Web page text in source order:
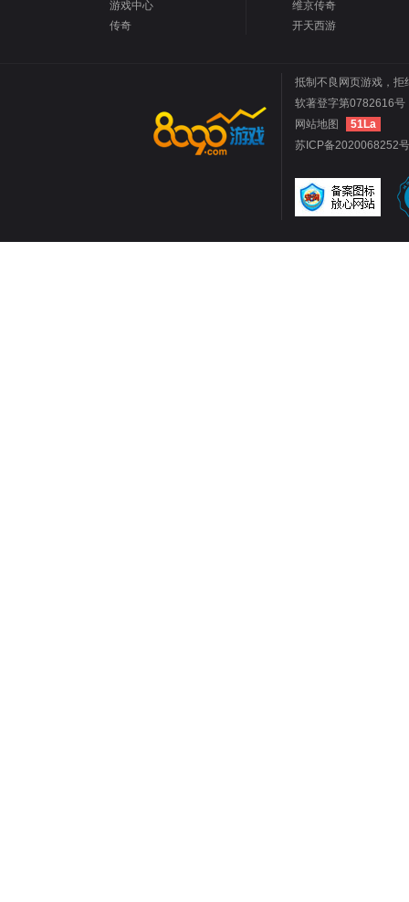
游戏中心
传奇
维京传奇
开天西游
抵制不良网页游戏，拒
软著登字第0782616
网站地图
51La
苏ICP备2020068252